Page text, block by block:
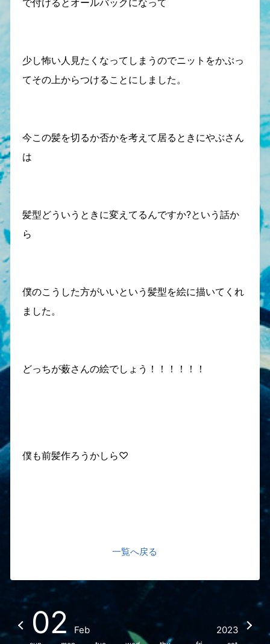
で付けるとオールバックになって
少し怖い人見たくなってしまうのでニットをかぶっ
てその上からつけることにしました。
今この髪を切るか否かを考えて居るときにやぶさん
は
髪型どういうときに変えてるんですか?という話か
ら
僕のこうした方がいいという髪型を絵に描いてくれ
ました。
どっちが薮さんの絵でしょう！！！！！！
僕も前髪作ろうかしら♡
一覧へ戻る
02 Feb 2023